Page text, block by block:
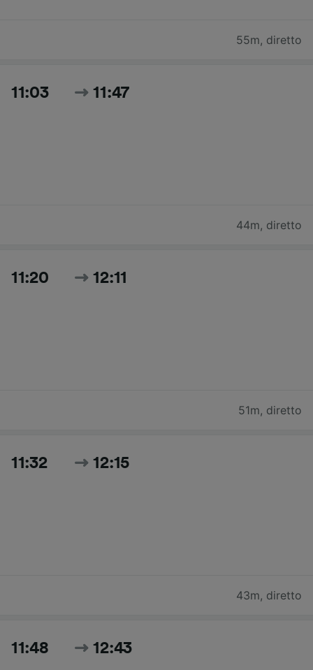
55m, diretto
11:03 11:47
44m, diretto
11:20 12:11
51m, diretto
11:32 12:15
43m, diretto
11:48 12:43